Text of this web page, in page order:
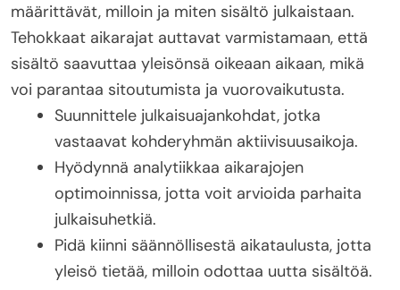
määrittävät, milloin ja miten sisältö julkaistaan.
Tehokkaat aikarajat auttavat varmistamaan, että
sisältö saavuttaa yleisönsä oikeaan aikaan, mikä
voi parantaa sitoutumista ja vuorovaikutusta.
Suunnittele julkaisuajankohdat, jotka
vastaavat kohderyhmän aktiivisuusaikoja.
Hyödynnä analytiikkaa aikarajojen
optimoinnissa, jotta voit arvioida parhaita
julkaisuhetkiä.
Pidä kiinni säännöllisestä aikataulusta, jotta
yleisö tietää, milloin odottaa uutta sisältöä.